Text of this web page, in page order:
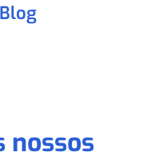
nossos